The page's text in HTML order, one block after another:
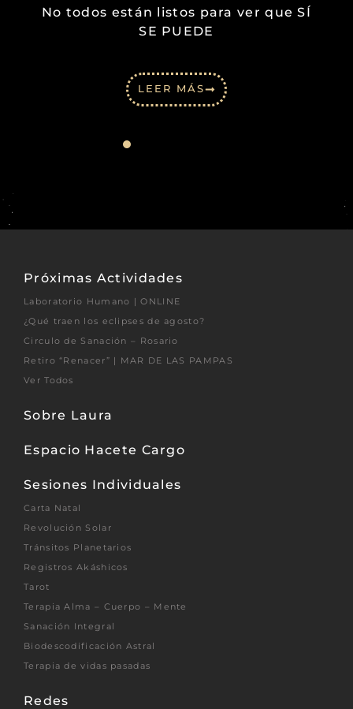
No todos están listos para ver que SÍ
SE PUEDE
LEER MÁS
Próximas Actividades
Laboratorio Humano | ONLINE
¿Qué traen los eclipses de agosto?
Circulo de Sanación – Rosario
Retiro “Renacer” | MAR DE LAS PAMPAS
Ver Todos
Sobre Laura
Espacio Hacete Cargo
Sesiones Individuales
Carta Natal
Revolución Solar
Tránsitos Planetarios
Registros Akáshicos
Tarot
Terapia Alma – Cuerpo – Mente
Sanación Integral
Biodescodificación Astral
Terapia de vidas pasadas
Redes